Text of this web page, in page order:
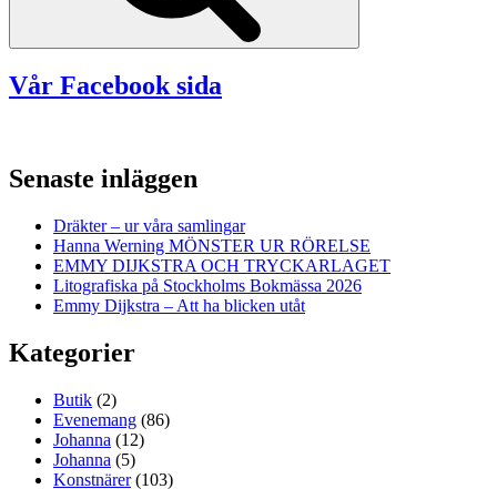
Vår Facebook sida
Senaste inläggen
Dräkter – ur våra samlingar
Hanna Werning MÖNSTER UR RÖRELSE
EMMY DIJKSTRA OCH TRYCKARLAGET
Litografiska på Stockholms Bokmässa 2026
Emmy Dijkstra – Att ha blicken utåt
Kategorier
Butik (2)
Evenemang (86)
Johanna (12)
Johanna (5)
Konstnärer(103)